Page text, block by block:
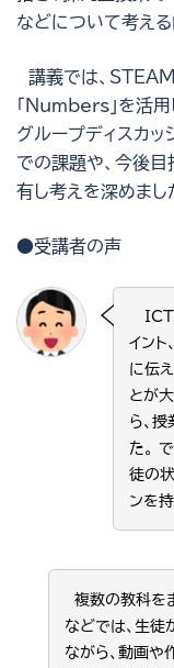
などについて考え
講義では、
「Numbers」を活用
グループディスカッ
での課題や、今後
有し考えを深めまし
●受講者の声
ICT
イント
に伝
とが
ら、
た。
徒の
ンを
複数の教科を
などでは、生徒
ながら、動画や